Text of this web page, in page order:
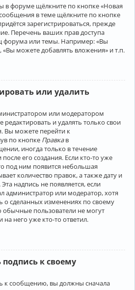
в форуме щёлкните по кнопке «Новая
в теме щёлкните по кнопке
зарегистрироваться, прежде
Перечень ваших прав доступа
форума или темы. Например: «Вы
можете добавлять вложения» и т.п.
или удалить
или модератором
и удалять только свои
Вы можете перейти к
по кнопке Правкав
иногда только в течение
его создания. Если кто-то уже
под ним появится небольшая
количество правок, а также дату и
надпись не появляется, если
администратор или модератор, хотя
о сделанных изменениях по своему
обычные пользователи не могут
него уже кто-то ответил.
к своему
к сообщению, вы должны сначала